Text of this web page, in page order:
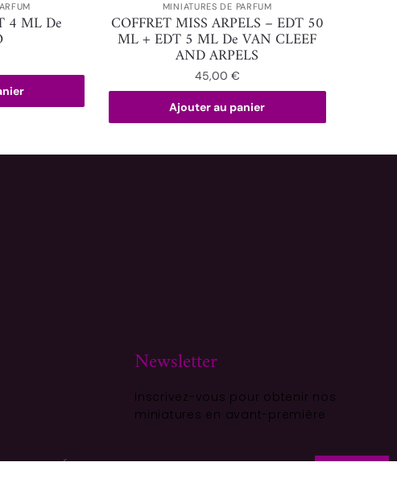
4 ML De
MINIATURES DE PARFUM
COFFRET MISS ARPELS – EDT 50
ML + EDT 5 ML De VAN CLEEF
AND ARPELS
45,00 €
Ajouter au panier
Newsletter
Inscrivez-vous pour obtenir nos
miniatures en avant-première